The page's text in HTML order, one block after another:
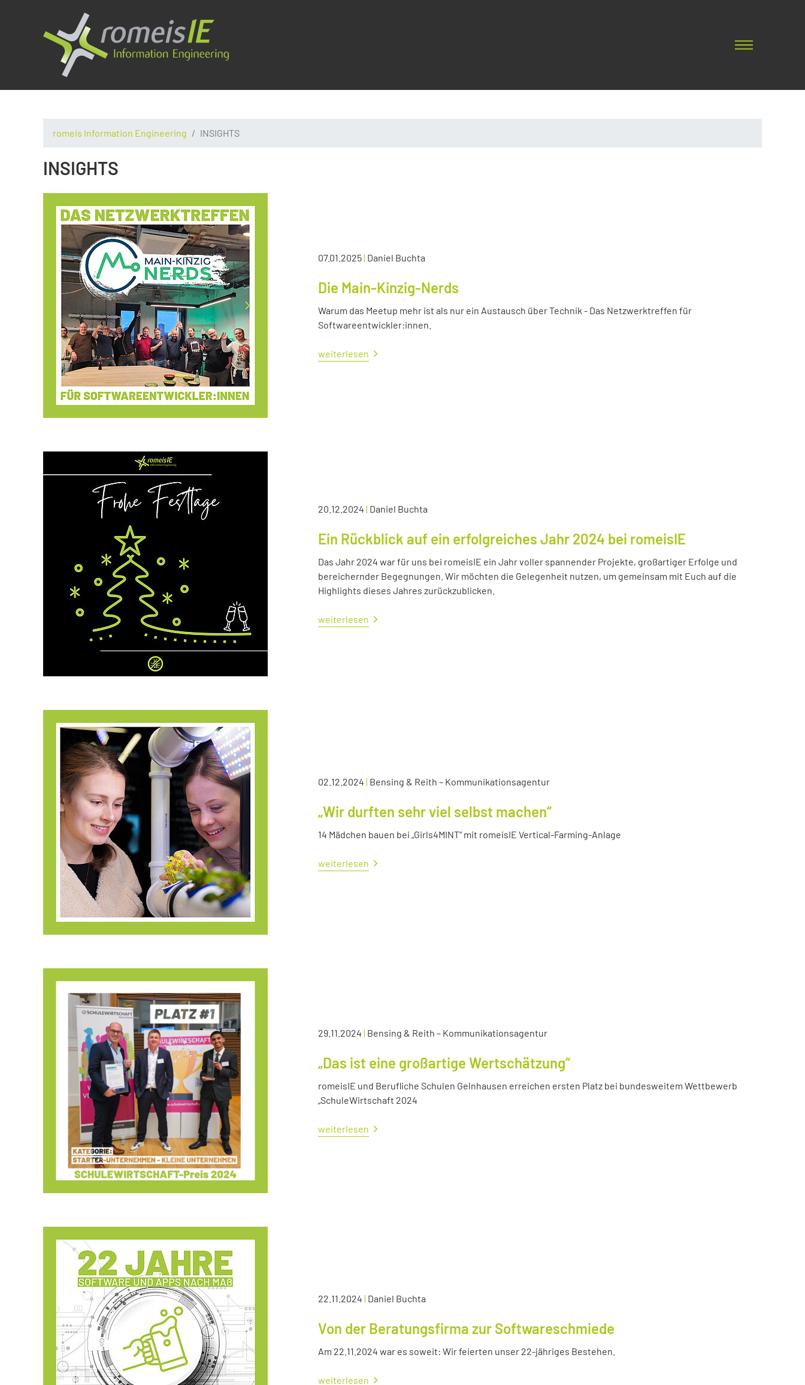
romeis Information Engineering INSIGHTS
INSIGHTS
07.01.2025| Daniel Buchta
Die Main-Kinzig-Nerds
Warum das Meetup mehr ist als nur ein Austausch über Technik - Das Netzwerktreffen für
Softwareentwickler:innen.
weiterlesen
20.12.2024 | Daniel Buchta
Ein Rückblick auf ein erfolgreiches Jahr 2024 bei romeisIE
Das Jahr 2024 war für uns bei romeisIE ein Jahr voller spannender Projekte, großartiger Erfolge und
bereichernder Begegnungen. Wir möchten die Gelegenheit nutzen, um gemeinsam mit Euch auf die
Highlights dieses Jahres zurückzublicken.
weiterlesen
02.12.2024 | Bensing & Reith – Kommunikationsagentur
„Wir durften sehr viel selbst machen“
14 Mädchen bauen bei „Girls4MINT“ mit romeisIE Vertical-Farming-Anlage
weiterlesen
29.11.2024 | Bensing & Reith – Kommunikationsagentur
„Das ist eine großartige Wertschätzung“
romeisIE und Berufliche Schulen Gelnhausen erreichen ersten Platz bei bundesweitem Wettbewerb
„SchuleWirtschaft 2024
weiterlesen
22.11.2024 | Daniel Buchta
Von der Beratungsfirma zur Softwareschmiede
Am 22.11.2024 war es soweit: Wir feierten unser 22-jähriges Bestehen.
weiterlesen